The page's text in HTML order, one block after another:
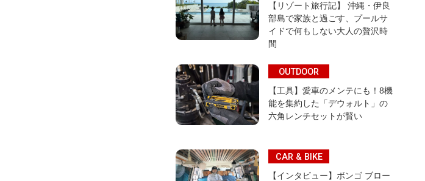
【リゾート旅行記】 沖縄・伊良
部島で家族と過ごす、プールサ
イドで何もしない大人の贅沢時
間
OUTDOOR
【工具】愛車のメンテにも！8機
能を集約した「デウォルト」の
六角レンチセットが賢い
CAR & BIKE
【インタビュー】ボンゴ ブロー